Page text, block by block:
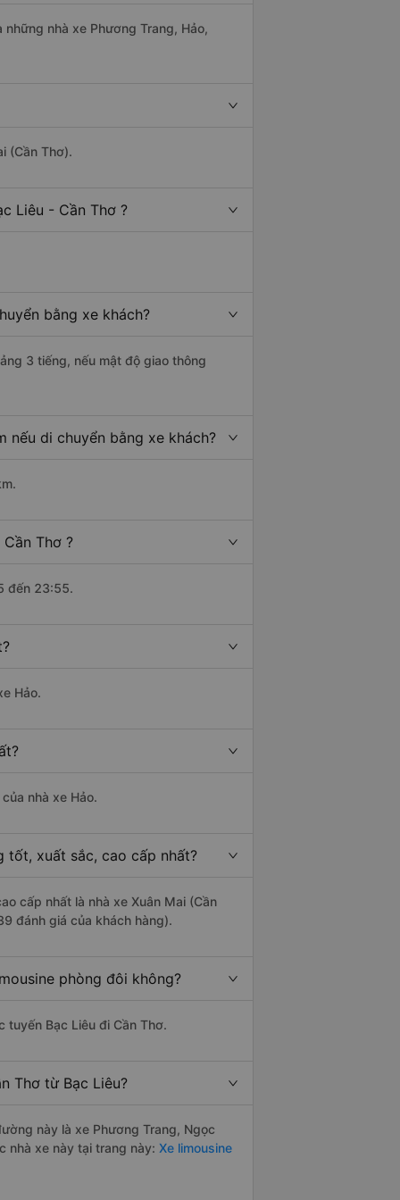
nhà xe Phương Trang, Hảo,
(Cần Thơ).
Liêu - Cần Thơ ?
bằng xe khách?
3 tiếng, nếu mật độ giao thông
nếu di chuyển bằng xe khách?
Thơ ?
đến 23:55.
Hảo.
nhà xe Hảo.
tốt, xuất sắc, cao cấp nhất?
cấp nhất là nhà xe Xuân Mai (Cần
đánh giá của khách hàng).
phòng đôi không?
tuyến Bạc Liêu đi Cần Thơ.
Thơ từ Bạc Liêu?
này là xe Phương Trang, Ngọc
nhà xe này tại trang này: Xe limousine